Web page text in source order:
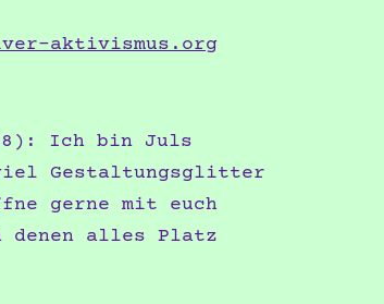
aktivismus.org
Ich bin Juls
Gestaltungsglitter
gerne mit euch
denen alles Platz